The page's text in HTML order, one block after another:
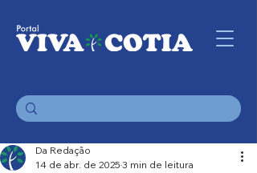
Da Redação
14 de abr. de 2025 3 min de leitura